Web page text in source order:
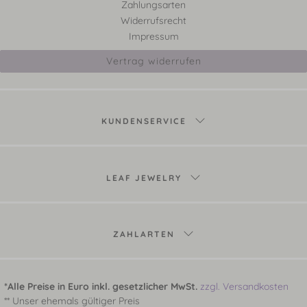
Zahlungsarten
Widerrufsrecht
Impressum
Vertrag widerrufen
KUNDENSERVICE
LEAF JEWELRY
ZAHLARTEN
*Alle Preise in Euro inkl. gesetzlicher MwSt. zzgl. Versandkosten
** Unser ehemals gültiger Preis